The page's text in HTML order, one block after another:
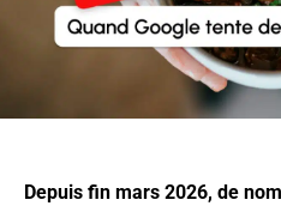
Depuis fin mars 2026, de